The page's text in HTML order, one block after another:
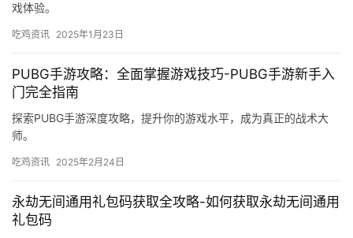
戏体验。
吃鸡资讯 2025年1月23日
PUBG手游攻略：全面掌握游戏技巧-PUBG手游新手入
门完全指南
探索PUBG手游深度攻略，提升你的游戏水平，成为真正的战术大
师。
吃鸡资讯 2025年2月24日
永劫无间通用礼包码获取全攻略-如何获取永劫无间通用
礼包码